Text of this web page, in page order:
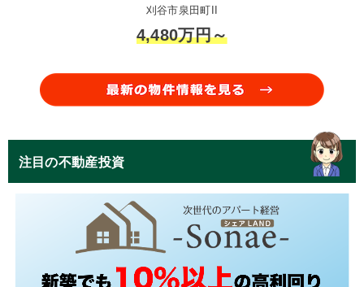
刈谷市泉田町II
4,480万円～
注目の不動産投資